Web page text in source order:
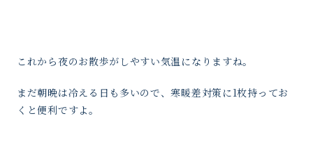
これから夜のお散歩がしやすい気温になりますね。
まだ朝晩は冷える日も多いので、寒暖差対策に1枚持ってお
くと便利ですよ。